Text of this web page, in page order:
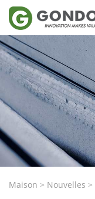
Maison > Nouvelles >